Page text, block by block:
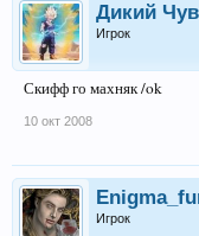
Дикий
Игрок
Скифф го махняк /ok
10 окт 2008
Игрок